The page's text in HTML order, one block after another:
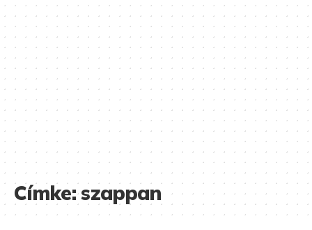
Címke:szappan